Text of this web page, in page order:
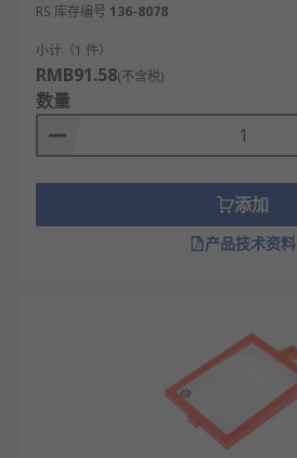
RS 库存编号 136-8078
小计（1 件）
RMB91.58(不含税)
数量
添加
产品技术资料